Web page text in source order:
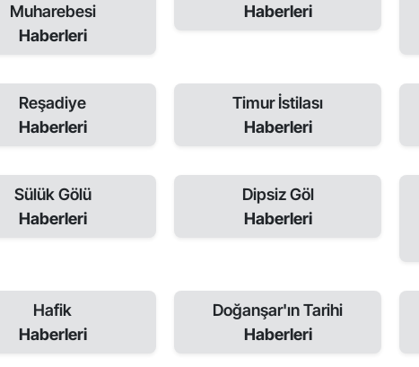
Muharebesi
Haberleri
Haberleri
Reşadiye
Haberleri
Timur İstilası
Haberleri
Sülük Gölü
Haberleri
Dipsiz Göl
Haberleri
Hafik
Haberleri
Doğanşar'ın Tarihi
Haberleri